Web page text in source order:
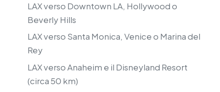
LAX verso Downtown LA, Hollywood o
Beverly Hills
LAX verso Santa Monica, Venice o Marina del
Rey
LAX verso Anaheim e il Disneyland Resort
(circa 50 km)